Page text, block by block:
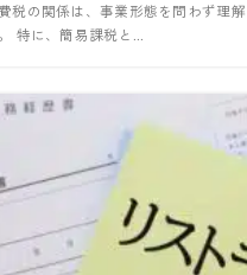
税の関係は、事業形態を問わず理
特に、簡易課税と...